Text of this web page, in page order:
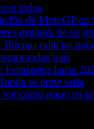
todos
de MotoGP en
después de su
noticias
más
hasta
se pone seria
cómo estoy en